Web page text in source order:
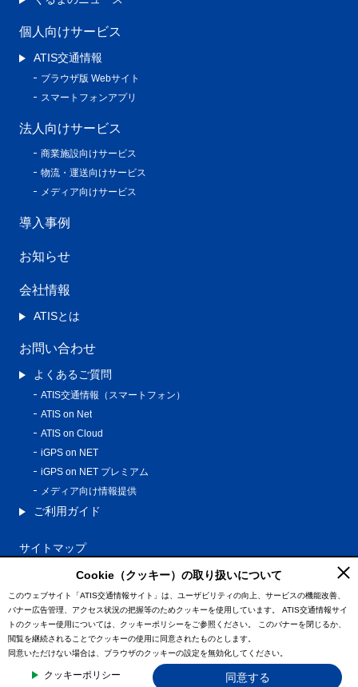
個人向けサービス
ATIS交通情報
ブラウザ版 Webサイト
スマートフォンアプリ
法人向けサービス
商業施設向けサービス
物流・運送向けサービス
メディア向けサービス
導入事例
お知らせ
会社情報
ATISとは
お問い合わせ
よくあるご質問
ATIS交通情報（スマートフォン）
ATIS on Net
ATIS on Cloud
iGPS on NET
iGPS on NET プレミアム
メディア向け情報提供
ご利用ガイド
サイトマップ
プライバシーポリシー
利用規約
特定商取引法に基づく表記
情報の外部通信について
© ATIS Co.,Ltd. All Rights Reserved.
Cookie（クッキー）の取り扱いについて
このウェブサイト「ATIS交通情報サイト」は、ユーザビリティの向上、サービスの機能改善、
バナー広告管理、アクセス状況の把握等のためクッキーを使用しています。
ATIS交通情報サイ
トのクッキー使用については、クッキーポリシーをご参照ください。
このバナーを閉じるか、
閲覧を継続されることでクッキーの使用に同意されたものとします。
同意いただけない場合は、ブラウザのクッキーの設定を無効化してください。
クッキーポリシー 同意する